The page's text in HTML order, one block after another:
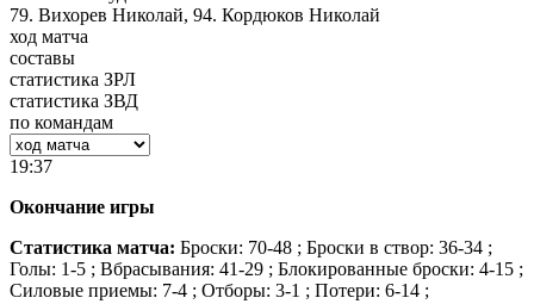
79. Вихорев Николай, 94. Кордюков Николай
ход матча
составы
статистика ЗРЛ
статистика ЗВД
по командам
19:37
Окончание игры
Статистика матча: Броски: 70-48 ; Броски в створ: 36-34 ;
Голы: 1-5 ; Вбрасывания: 41-29 ; Блокированные броски: 4-15 ;
Силовые приемы: 7-4 ; Отборы: 3-1 ; Потери: 6-14 ;